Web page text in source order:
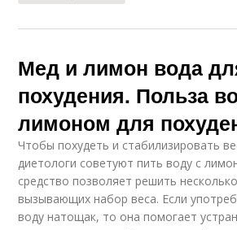
Мед и лимон вода
похудения. Польза
лимоном для
Чтобы похудеть и стабилизировать
диетологи советуют пить воду с
средство позволяет решить
вызывающих набор веса. Если
воду натощак, то она помогает